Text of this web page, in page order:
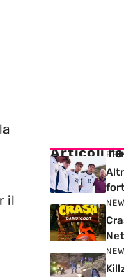
il
Articoli